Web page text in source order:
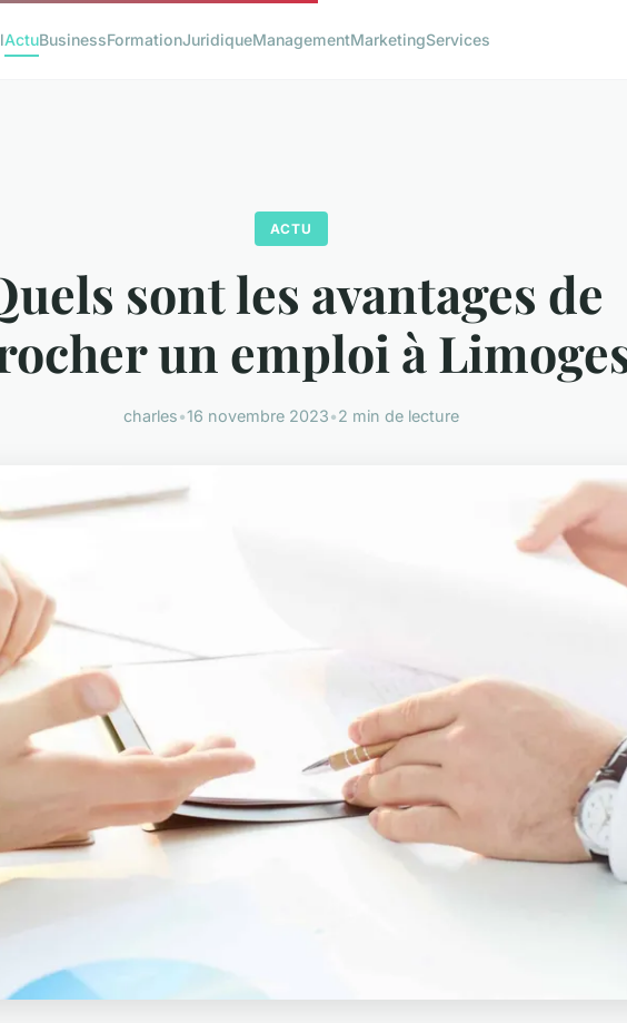
ActuBusinessFormationJuridiqueManagementMarketingServices
ACTU
sont les avantages de
un emploi à
charles•16 novembre 2023•2 min de lecture